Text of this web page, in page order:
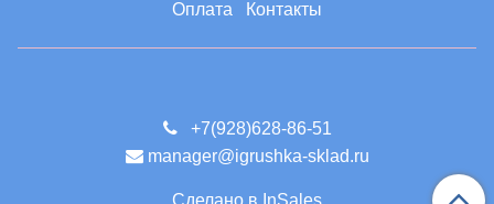
Оплата Контакты
+7(928)628-86-51
manager@igrushka-sklad.ru